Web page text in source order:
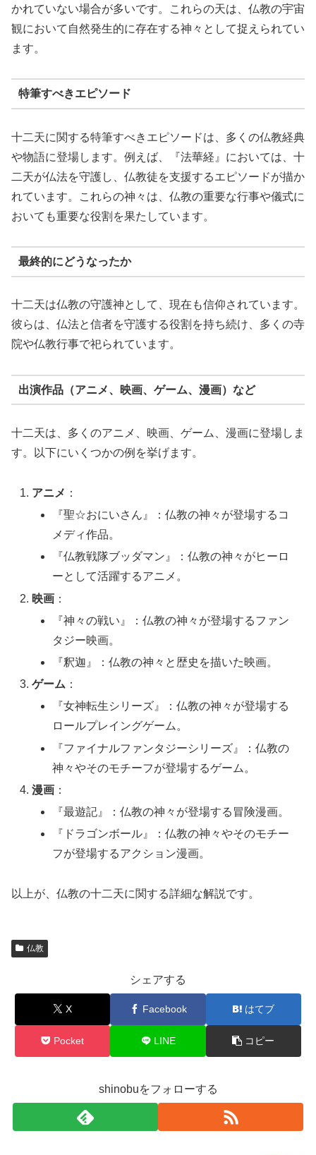
かれていない場合が多いです。これらの天は、仏教の宇宙
観において自然発生的に存在する神々として捉えられてい
ます。
特筆すべきエピソード
十二天に関する特筆すべきエピソードは、多くの仏教経典
や物語に登場します。例えば、『法華経』においては、十
二天が仏法を守護し、仏教徒を支援するエピソードが描か
れています。これらの神々は、仏教の重要な行事や儀式に
おいても重要な役割を果たしています。
最終的にどうなったか
十二天は仏教の守護神として、現在も信仰されています。
彼らは、仏法と信者を守護する役割を持ち続け、多くの寺
院や仏教行事で祀られています。
出演作品（アニメ、映画、ゲーム、漫画）など
十二天は、多くのアニメ、映画、ゲーム、漫画に登場しま
す。以下にいくつかの例を挙げます。
アニメ ：
『聖☆おにいさん』：仏教の神々が登場するコ
メディ作品。
『仏教戦隊ブッダマン』：仏教の神々がヒーロ
ーとして活躍するアニメ。
映画 ：
『神々の戦い』：仏教の神々が登場するファン
タジー映画。
『釈迦』：仏教の神々と歴史を描いた映画。
ゲーム ：
『女神転生シリーズ』：仏教の神々が登場する
ロールプレイングゲーム。
『ファイナルファンタジーシリーズ』：仏教の
神々やそのモチーフが登場するゲーム。
漫画 ：
『最遊記』：仏教の神々が登場する冒険漫画。
『ドラゴンボール』：仏教の神々やそのモチー
フが登場するアクション漫画。
以上が、仏教の十二天に関する詳細な解説です。
仏教
シェアする
X Facebook はてブ
Pocket LINE コピー
shinobuをフォローする